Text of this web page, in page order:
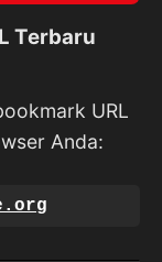
Terbaru
URL
Anda: